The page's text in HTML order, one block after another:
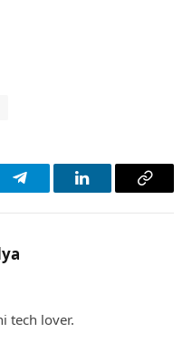
TelegramLinkedInCopy
tech lover.